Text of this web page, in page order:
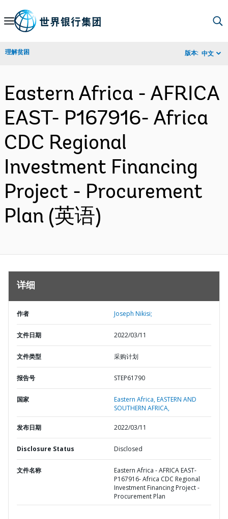
Skip
Navigation
理解贫困 版本: 中文
Eastern Africa - AFRICA
EAST- P167916- Africa
CDC Regional
Investment Financing
Project - Procurement
Plan (英语)
详细
作者 Joseph Nikisi;
文件日期 2022/03/11
文件类型 采购计划
报告号 STEP61790
国家 Eastern Africa,EASTERN AND
SOUTHERN AFRICA,
发布日期 2022/03/11
Disclosure Status Disclosed
文件名称
Eastern Africa - AFRICA EAST-
P167916- Africa CDC Regional
Investment Financing Project -
Procurement Plan